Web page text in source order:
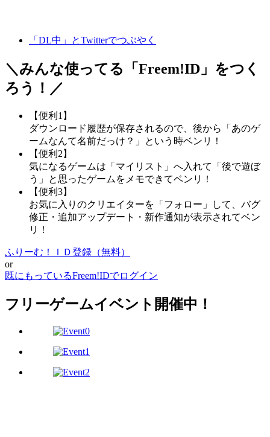
「DL中」とTwitterでつぶやく
＼みんな使ってる「 Freem!ID 」をつく
ろう！／
【便利1】
ダウンロード履歴が保存されるので、後から「あのゲ
ームなんて名前だっけ？」という時ベンリ！
【便利2】
気になるゲームは「マイリスト」へ入れて「後で遊ぼ
う」と思ったゲームをメモできてベンリ！
【便利3】
お気に入りのクリエイターを「フォロー」して、バグ
修正・追加アップデート・新作通知が表示されてベン
リ！
ふりーむ！ＩＤ登録（無料）
or
既にもっているFreem!IDでログイン
フリーゲームイベント開催中！